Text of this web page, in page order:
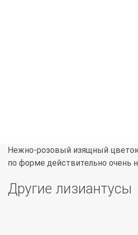
Нежно-розовый изящный цветок.
по форме действительно очень
Другие лизиантусы